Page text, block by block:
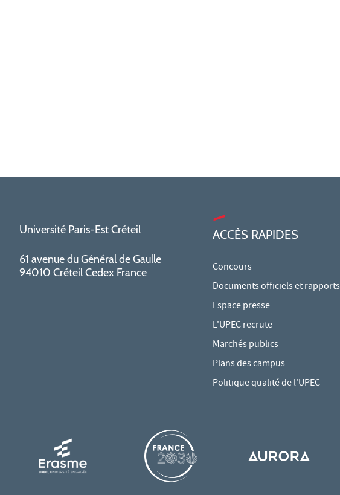
Université Paris-Est Créteil
61 avenue du Général de Gaulle
94010 Créteil Cedex France
ACCÈS RAPIDES
Concours
Documents officiels et rapports
Espace presse
L'UPEC recrute
Marchés publics
Plans des campus
Politique qualité de l'UPEC